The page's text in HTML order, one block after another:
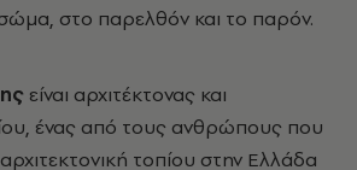
στο παρελθόν και το παρόν.
είναι αρχιτέκτονας και
ένας από τους ανθρώπους που
τοπίου στην Ελλάδα